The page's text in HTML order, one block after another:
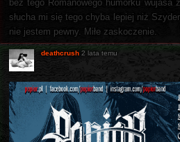
bez tego Romanowego humorku wujasa
słucha mi się tego chyba lepiej niż
nie jestem pewny. Miłe zaskoczenie.
deathcrush 2 lata temu